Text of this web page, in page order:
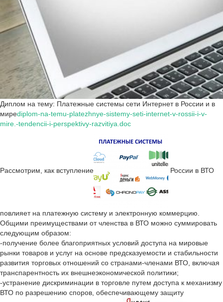
Диплом на тему: Платежные системы сети Интернет в России и в
миреdiplom-na-temu-platezhnye-sistemy-seti-internet-v-rossii-i-v-
mire.-tendencii-i-perspektivy-razvitiya.doc
Рассмотрим, как вступление России в ВТО
повлияет на платежную систему и электронную коммерцию.
Общими преимуществами от членства в ВТО можно суммировать
следующим образом:
-получение более благоприятных условий доступа на мировые
рынки товаров и услуг на основе предсказуемости и стабильности
развития торговых отношений со странами-членами ВТО, включая
транспарентность их внешнеэкономической политики;
-устранение дискриминации в торговле путем доступа к механизму
ВТО по разрешению споров, обеспечивающему защиту